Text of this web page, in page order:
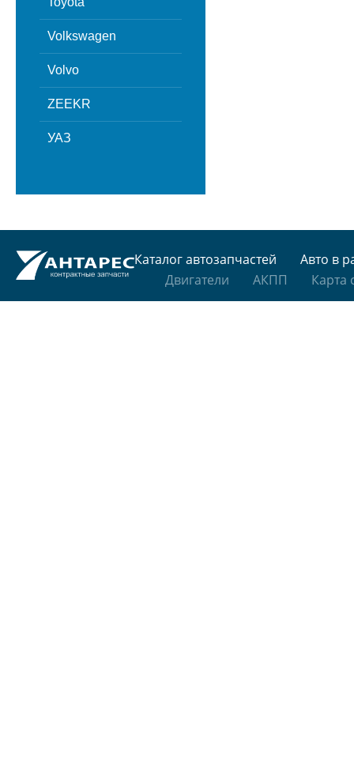
Volkswagen
Volvo
ZEEKR
УАЗ
Каталог автозапчастей
Авто в
Двигатели
АКПП Карта